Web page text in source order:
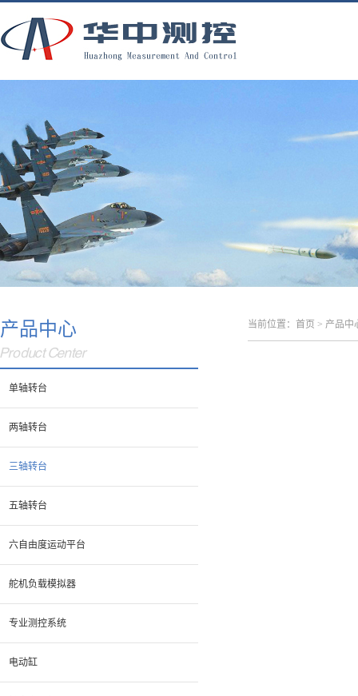
产品中心
Product Center
单轴转台
两轴转台
三轴转台
五轴转台
六自由度运动平台
舵机负载模拟器
专业测控系统
电动缸
当前位置： 首页 > 产品中